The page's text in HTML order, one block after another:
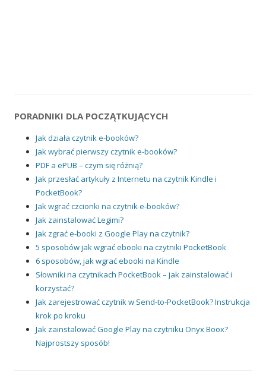
PORADNIKI DLA POCZĄTKUJĄCYCH
Jak działa czytnik e-booków?
Jak wybrać pierwszy czytnik e-booków?
PDF a ePUB – czym się różnią?
Jak przesłać artykuły z Internetu na czytnik Kindle i
PocketBook?
Jak wgrać czcionki na czytnik e-booków?
Jak zainstalować Legimi?
Jak zgrać e-booki z Google Play na czytnik?
5 sposobów jak wgrać ebooki na czytniki PocketBook
6 sposobów, jak wgrać ebooki na Kindle
Słowniki na czytnikach PocketBook – jak zainstalować i
korzystać?
Jak zarejestrować czytnik w Send-to-PocketBook? Instrukcja
krok po kroku
Jak zainstalować Google Play na czytniku Onyx Boox?
Najprostszy sposób!